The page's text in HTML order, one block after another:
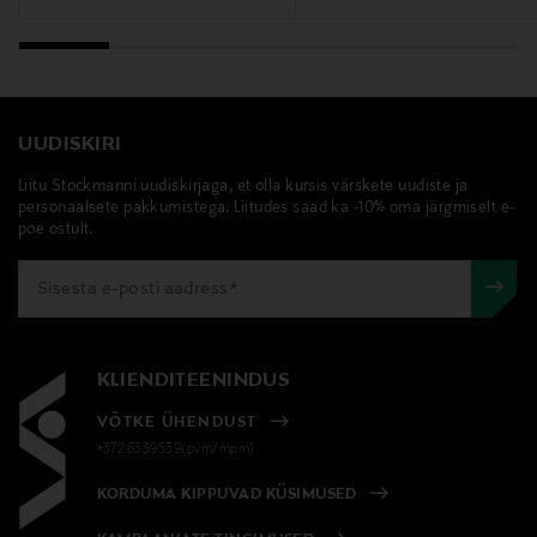
UUDISKIRI
Liitu Stockmanni uudiskirjaga, et olla kursis värskete uudiste ja
personaalsete pakkumistega. Liitudes saad ka -10% oma järgmiselt e-
poe ostult.
KLIENDITEENINDUS
VÕTKE ÜHENDUST
+372 6339539(pvm/mpm)
KORDUMA KIPPUVAD KÜSIMUSED